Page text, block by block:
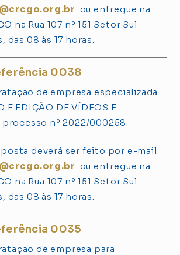
ou entregue na
na Rua 107 nº 151 Setor Sul –
das 08 às 17 horas.
0038
de empresa especializada
E EDIÇÃO DE VÍDEOS E
nº 2022/000258.
deverá ser feito por e-mail
ou entregue na
na Rua 107 nº 151 Setor Sul –
das 08 às 17 horas.
0035
de empresa para